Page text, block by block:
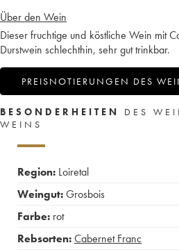
Über den Wein
Dieser fruchtige und köstliche Wein mit
Durstwein schlechthin, sehr gut trinkbar.
PREISNOTIERUNGEN DES
BESONDERHEITEN
DES
WEINS
Region: Loiretal
Weingut:Grosbois
Farbe: rot
Rebsorten:Cabernet Franc